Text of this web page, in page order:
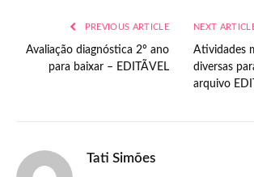
PREVIOUS ARTICLE
Avaliação diagnóstica 2º ano
para baixar – EDITÃVEL
NEXT
Atividades
diversas
arquivo
Tati Simões